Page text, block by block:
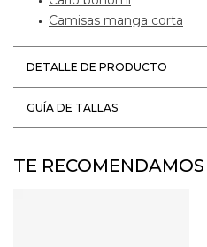
Camisas manga corta
DETALLE DE PRODUCTO
GUÍA DE TALLAS
TE RECOMENDAMOS